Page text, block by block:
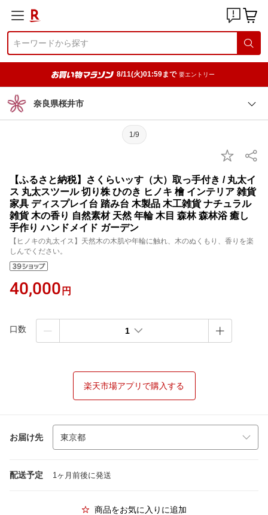
8/11(火)01:59まで 要エントリー
奈良県桜井市
1/9
【ふるさと納税】さくらいッす（大）取っ手付き / 丸太イ
ス 丸太スツール 切り株 ひのき ヒノキ 檜 インテリア 雑貨
家具 ディスプレイ台 踏み台 木製品 木工雑貨 ナチュラル
雑貨 木の香り 自然素材 天然 年輪 木目 森林 森林浴 癒し
手作り ハンドメイド ガーデン
【ヒノキの丸太イス】天然木の木肌や年輪に触れ、木のぬくもり、香りを楽
しんでください。
40,000 円
口数 1
楽天市場アプリで購入する
お届け先
配送予定 1ヶ月前後に発送
商品をお気に入りに追加